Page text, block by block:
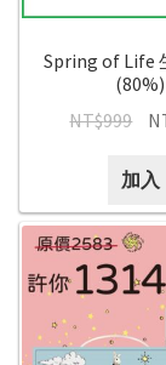
Spring of Life
(80%)
NT$999
加入